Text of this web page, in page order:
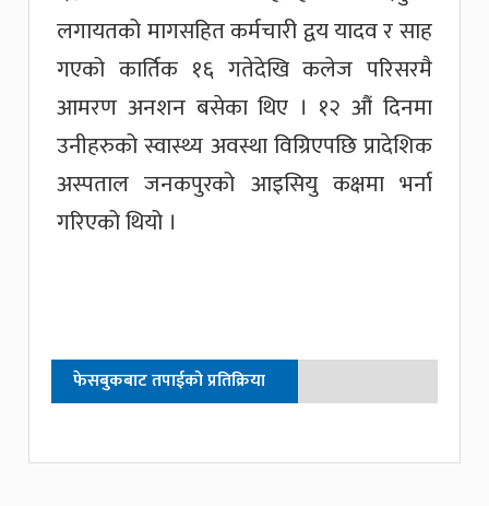
लगायतको मागसहित कर्मचारी द्वय यादव र साह
गएको कार्तिक १६ गतेदेखि कलेज परिसरमै
आमरण अनशन बसेका थिए । १२ औं दिनमा
उनीहरुको स्वास्थ्य अवस्था विग्रिएपछि प्रादेशिक
अस्पताल जनकपुरको आइसियु कक्षमा भर्ना
गरिएको थियो ।
फेसबुकबाट तपाईको प्रतिक्रिया